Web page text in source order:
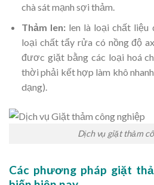
chà sát mạnh sợi thảm.
Thảm len:len là loại chất liệu
loại chất tẩy rửa có nồng độ
đươc giặt bằng các loại hoá
thời phải kết hợp làm khô
dạng).
Dịch vụ giặt thảm
Các phương pháp giặt